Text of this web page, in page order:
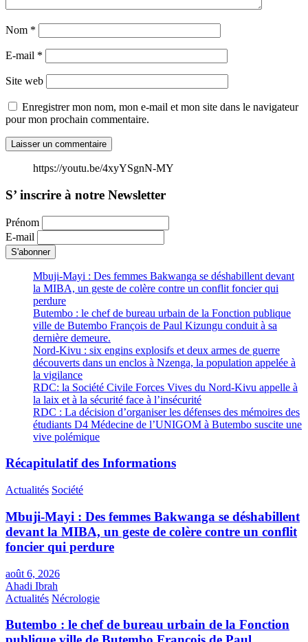
Nom *
E-mail *
Site web
Enregistrer mon nom, mon e-mail et mon site dans le navigateur
pour mon prochain commentaire.
https://youtu.be/4xyYSgnN-MY
S’ inscrire à notre Newsletter
Prénom
E-mail
Mbuji-Mayi : Des femmes Bakwanga se déshabillent devant
la MIBA, un geste de colère contre un conflit foncier qui
perdure
Butembo : le chef de bureau urbain de la Fonction publique
ville de Butembo François de Paul Kizungu conduit à sa
dernière demeure.
Nord-Kivu : six engins explosifs et deux armes de guerre
découverts dans un enclos à Nzenga, la population appelée à
la vigilance
RDC: la Société Civile Forces Vives du Nord-Kivu appelle à
la laix et à la sécurité face à l’insécurité
RDC : La décision d’organiser les défenses des mémoires des
étudiants D4 Médecine de l’UNIGOM à Butembo suscite une
vive polémique
Récapitulatif des Informations
Actualités Société
Mbuji-Mayi : Des femmes Bakwanga se déshabillent
devant la MIBA, un geste de colère contre un conflit
foncier qui perdure
août 6, 2026
Ahadi Ibrah
Actualités Nécrologie
Butembo : le chef de bureau urbain de la Fonction